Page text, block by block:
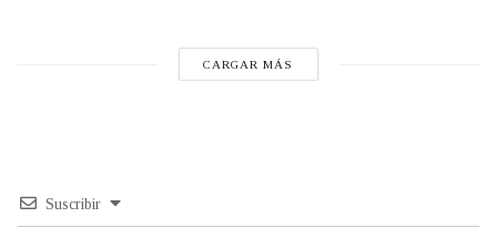
CARGAR MÁS
Suscribir